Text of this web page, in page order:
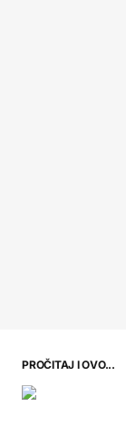
PROČITAJ I OVO...